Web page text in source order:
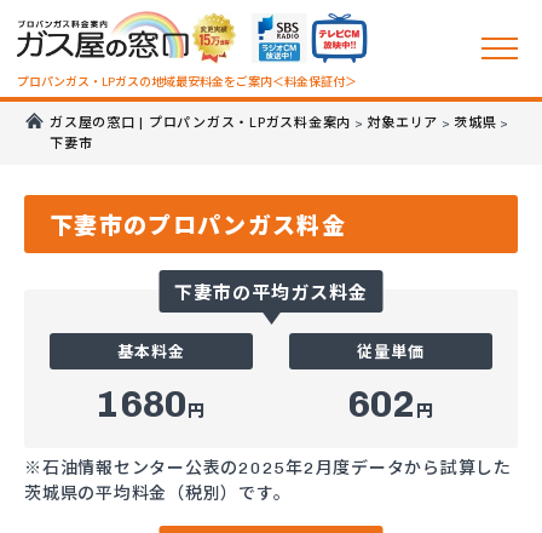
プロパンガス・LPガスの地域最安料金をご案内＜料金保証付＞
ガス屋の窓口 | プロパンガス・LPガス料金案内 > 対象エリア > 茨城県 >
下妻市
下妻市のプロパンガス料金
下妻市の平均ガス料金
基本料金
1680円
従量単価
602 円
※石油情報センター公表の2025年2月度データから試算した
茨城県の平均料金（税別）です。